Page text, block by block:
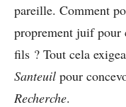
pareille. Comment
proprement juif pour
fils ? Tout cela
Santeuil pour
Recherche.